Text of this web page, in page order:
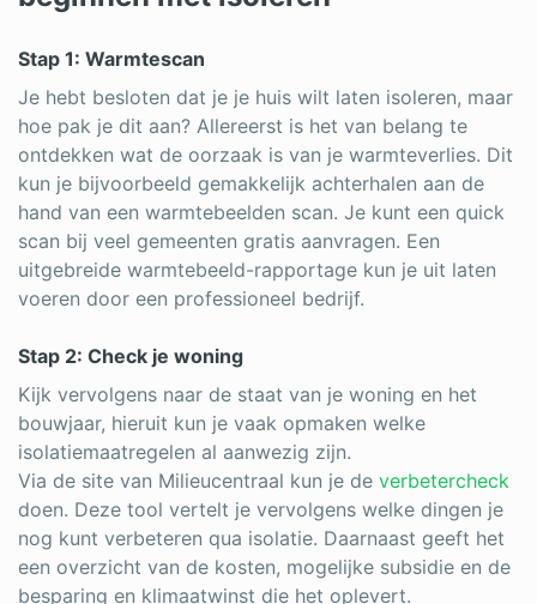
Stap 1: Warmtescan
Je hebt besloten dat je je huis wilt laten isoleren, maar
hoe pak je dit aan? Allereerst is het van belang te
ontdekken wat de oorzaak is van je warmteverlies. Dit
kun je bijvoorbeeld gemakkelijk achterhalen aan de
hand van een warmtebeelden scan. Je kunt een quick
scan bij veel gemeenten gratis aanvragen. Een
uitgebreide warmtebeeld-rapportage kun je uit laten
voeren door een professioneel bedrijf.
Stap 2: Check je woning
Kijk vervolgens naar de staat van je woning en het
bouwjaar, hieruit kun je vaak opmaken welke
isolatiemaatregelen al aanwezig zijn.
Via de site van Milieucentraal kun je de verbetercheck
doen. Deze tool vertelt je vervolgens welke dingen je
nog kunt verbeteren qua isolatie. Daarnaast geeft het
een overzicht van de kosten, mogelijke subsidie en de
besparing en klimaatwinst die het oplevert.